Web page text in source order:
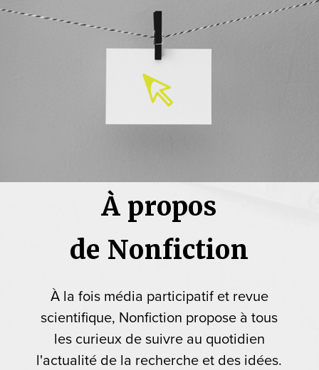
À propos
de Nonfiction
À la fois média participatif et revue
scientifique, Nonfiction propose à tous
les curieux de suivre au quotidien
l'actualité de la recherche et des idées.